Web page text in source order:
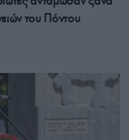
του Πόντου